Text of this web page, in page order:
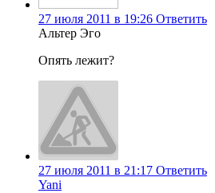
27 июля 2011 в 19:26 Ответить
Альтер Эго
Опять лежит?
27 июля 2011 в 21:17 Ответить
Yani